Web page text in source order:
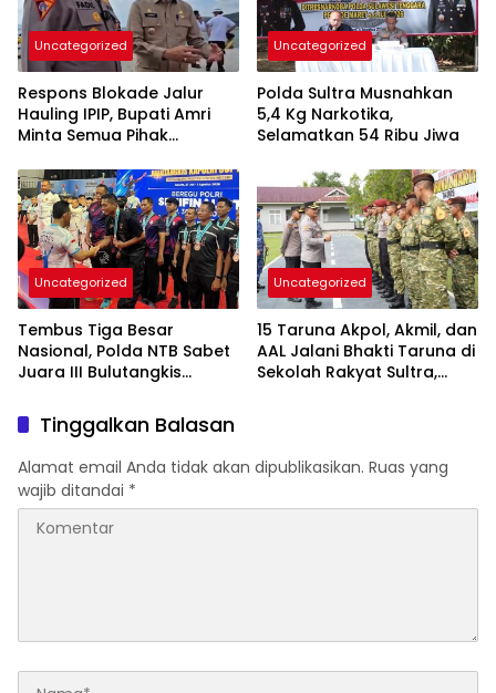
Uncategorized
Respons Blokade Jalur
Hauling IPIP, Bupati Amri
Minta Semua Pihak
Kepastian Hukum
Uncategorized
Polda Sultra Musnahkan
5,4 Kg Narkotika,
Selamatkan 54 Ribu Jiwa
Uncategorized
Tembus Tiga Besar
Nasional, Polda NTB Sabet
Juara III Bulutangkis
Uncategorized
15 Taruna Akpol, Akmil, dan
AAL Jalani Bhakti Taruna di
Sekolah Rakyat Sultra,
Tinggalkan Balasan
Alamat email Anda tidak akan dipublikasikan. Ruas yang
wajib ditandai *